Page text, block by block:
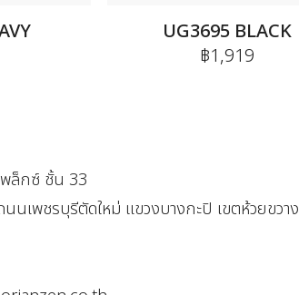
UG3695 BLACK
฿1,919
พล็กซ์ ชั้น 33
เพชรบุรีตัดใหม่ แขวงบางกะปิ เขตห้วยขวาง